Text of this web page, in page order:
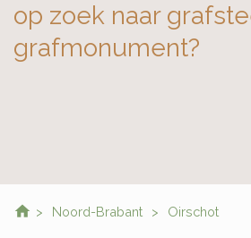
op zoek naar
grafmonument?
Noord-Brabant Oirschot